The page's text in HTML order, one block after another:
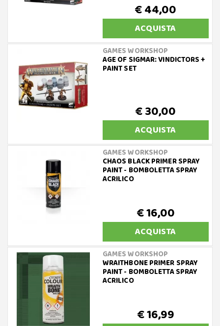
€ 44,00
ACQUISTA
GAMES WORKSHOP
AGE OF SIGMAR: VINDICTORS +
PAINT SET
€ 30,00
ACQUISTA
GAMES WORKSHOP
CHAOS BLACK PRIMER SPRAY
PAINT - BOMBOLETTA SPRAY
ACRILICO
€ 16,00
ACQUISTA
GAMES WORKSHOP
WRAITHBONE PRIMER SPRAY
PAINT - BOMBOLETTA SPRAY
ACRILICO
€ 16,99